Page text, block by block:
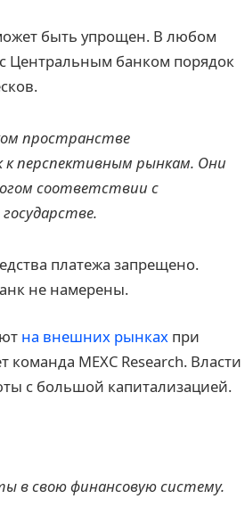
быть упрощен. В любом
Центральным банком порядок
пространстве
перспективным рынкам. Они
соответствии с
платежа запрещено.
не намерены.
на внешних рынках при
MEXC Research. Власти
с большой капитализацией.
в свою финансовую систему.